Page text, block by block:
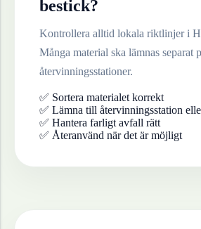
bestick?
Kontrollera alltid lokala riktlinjer i
Många material ska lämnas separat
återvinningsstationer.
✅ Sortera materialet korrekt
✅ Lämna till återvinningsstation
✅ Hantera farligt avfall rätt
✅ Återanvänd när det är möjligt